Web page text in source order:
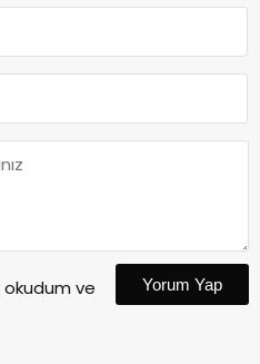
okudum ve
Yorum Yap